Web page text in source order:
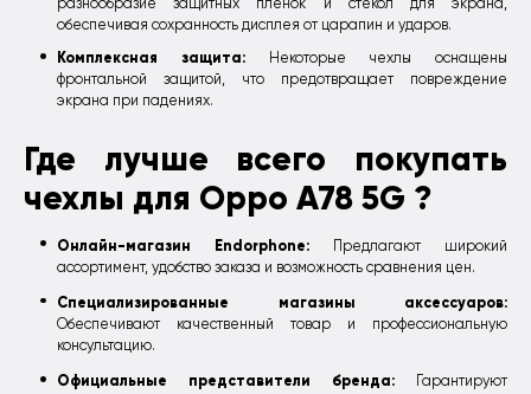
разнообразие защитных пленок и стекол для экрана,
обеспечивая сохранность дисплея от царапин и ударов.
Комплексная защита:Некоторые чехлы оснащены
фронтальной защитой, что предотвращает повреждение
экрана при падениях.
Где лучше всего покупать
чехлы для Oppo A78 5G ?
Онлайн-магазин Endorphone:
Предлагают широкий
ассортимент, удобство заказа и возможность сравнения цен.
Специализированные магазины аксессуаров:
Обеспечивают качественный товар и профессиональную
консультацию.
Официальные представители бренда: Гарантируют